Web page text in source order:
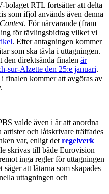
bolaget RTL fortsätter att delta
som ifjol används även denna
. För närvarande (fram
för tävlingsbidrag vilket vi
. Efter antagningen kommer
som ska tävla i uttagningen.
den direktsända finalen är
sur-Alzette den 25:e januari.
finalen kommer att avgöras av
valde även i år att anordna
och låtskrivare träffades
var, enligt det regelverk
skrivas till både Eurovision
inga regler för uttagningen
att låtarna som skapades
uttagningen och